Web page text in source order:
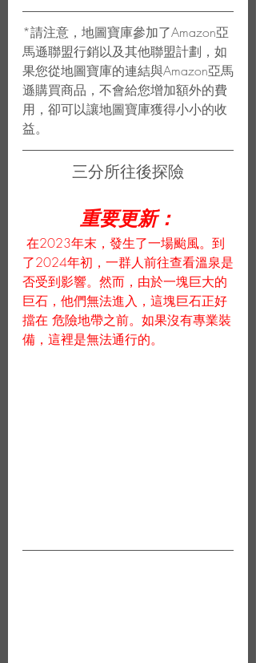
*請注意，地圖寶庫參加了Amazon亞
馬遜聯盟行銷以及其他聯盟計劃，如
果您從地圖寶庫的連結與Amazon亞馬
遜購買商品，不會給您增加額外的費
用，卻可以讓地圖寶庫獲得小小的收
益。
三分所往後探險
重要更新：
在2023年末，發生了一場颱風。到
了2024年初，一群人前往查看溫泉是
否受到影響。然而，由於一塊巨大的
巨石，他們無法進入，這塊巨石正好
擋在 危險地帶之前。如果沒有專業裝
備，這裡是無法通行的。